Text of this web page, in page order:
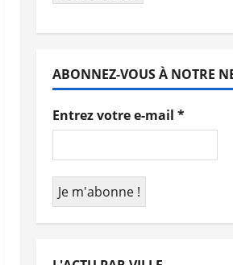
ABONNEZ-VOUS À NOTRE
Entrez votre e-mail *